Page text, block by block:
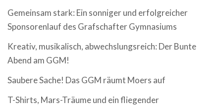
Gemeinsam stark: Ein sonniger und erfolgreicher
Sponsorenlauf des Grafschafter Gymnasiums
Kreativ, musikalisch, abwechslungsreich: Der Bunte
Abend am GGM!
Saubere Sache! Das GGM räumt Moers auf
T-Shirts, Mars-Träume und ein fliegender